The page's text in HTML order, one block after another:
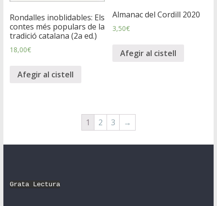
Rondalles inoblidables: Els
contes més populars de la
tradició catalana (2a ed.)
18,00€
Afegir al cistell
Almanac del Cordill 2020
3,50€
Afegir al cistell
1 2 3 →
Grata Lectura